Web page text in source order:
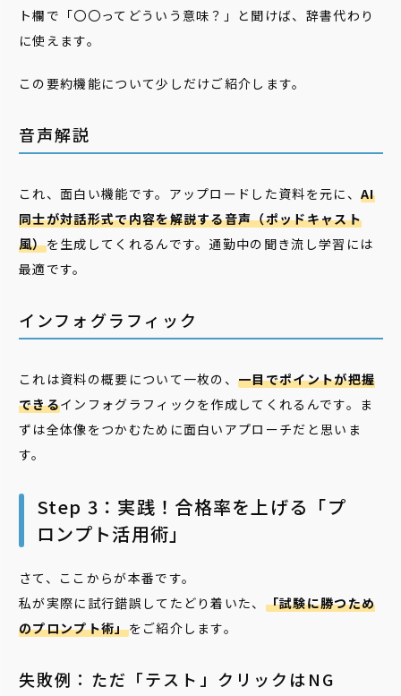
ト欄で「〇〇ってどういう意味？」と聞けば、辞書代わり
に使えます。
この要約機能について少しだけご紹介します。
音声解説
これ、面白い機能です。アップロードした資料を元に、AI
同士が対話形式で内容を解説する音声（ポッドキャスト
風）を生成してくれるんです。通勤中の聞き流し学習には
最適です。
インフォグラフィック
これは資料の概要について一枚の、一目でポイントが把握
できるインフォグラフィックを作成してくれるんです。ま
ずは全体像をつかむために面白いアプローチだと思いま
す。
Step 3：実践！合格率を上げる「プ
ロンプト活用術」
さて、ここからが本番です。
私が実際に試行錯誤してたどり着いた、 「試験に勝つため
のプロンプト術」をご紹介します。
失敗例：ただ「テスト」クリックはNG